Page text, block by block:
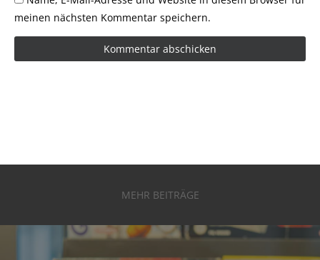
meinen nächsten Kommentar speichern.
MEHR BEITRÄGE